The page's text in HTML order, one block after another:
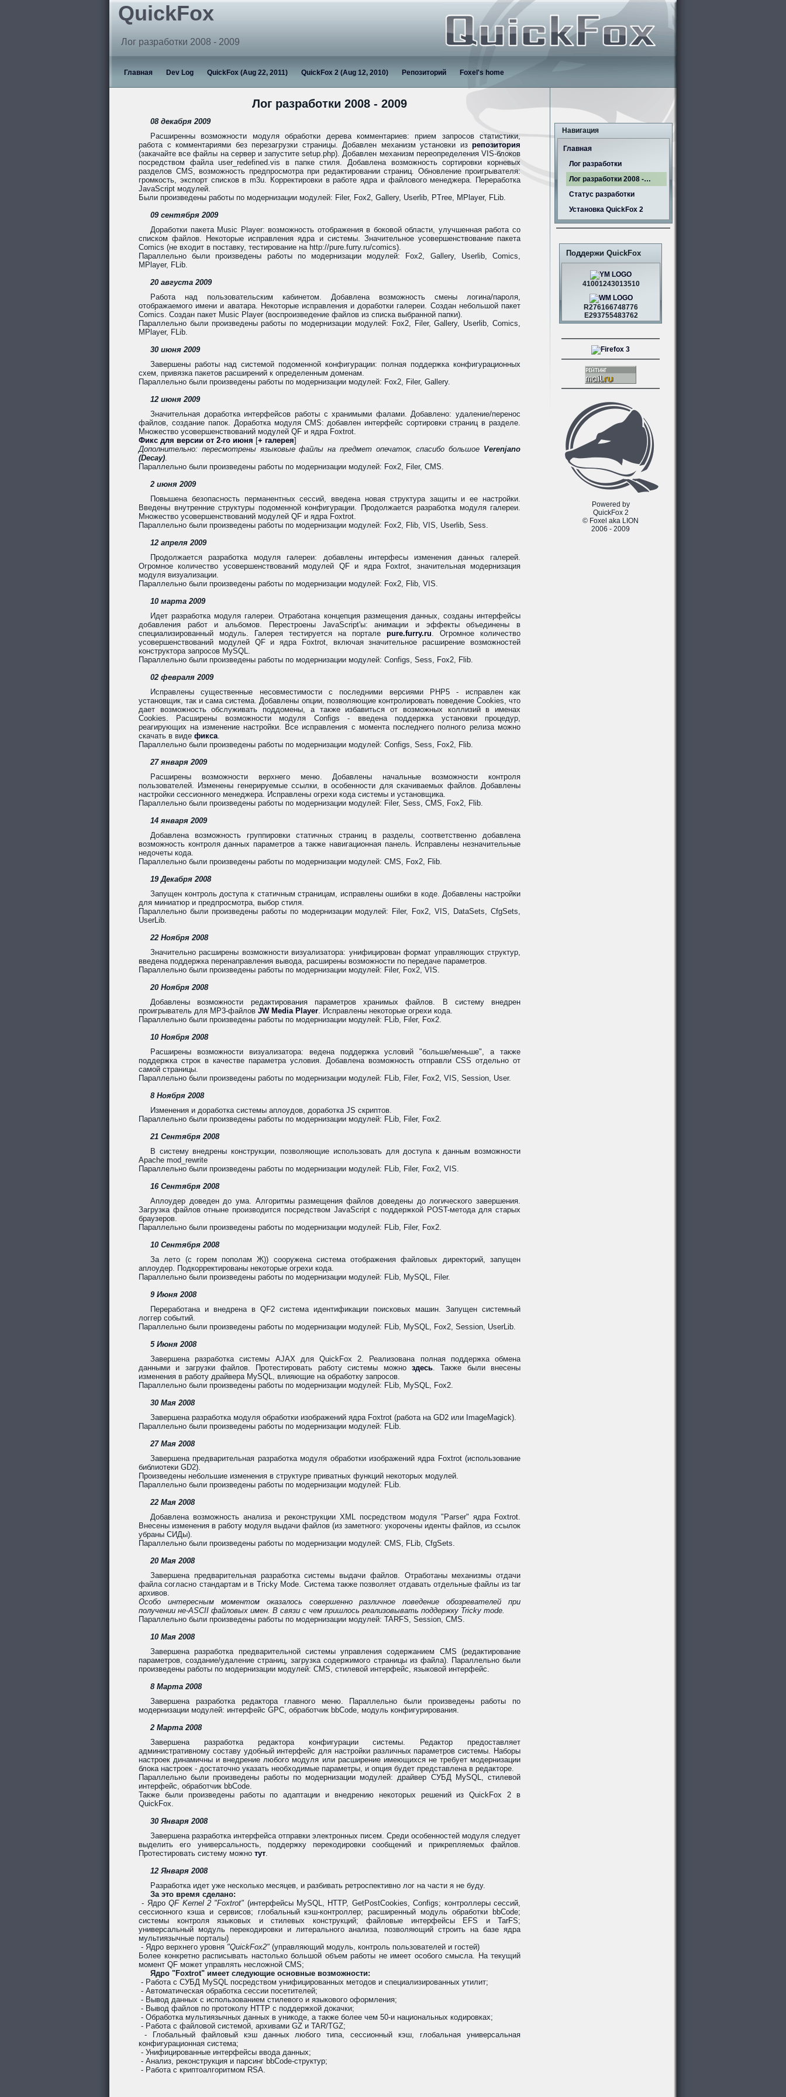
QuickFox
Лог разработки 2008 - 2009
Главная Dev Log QuickFox (Aug 22, 2011) QuickFox 2 (Aug 12, 2010) Репозиторий Foxel's home
Лог разработки 2008 - 2009
08 декабря 2009
Расширенны возможности модуля обработки дерева комментариев: прием запросов статистики,
работа с комментариями без перезагрузки страницы. Добавлен механизм установки из репозитория
(закачайте все файлы на сервер и запустите setup.php). Добавлен механизм переопределения VIS-блоков
посредством файла user_redefined.vis в папке стиля. Добавлена возможность сортировки корневых
разделов CMS, возможность предпросмотра при редактировании страниц. Обновление проигрывателя:
громкость, экспорт списков в m3u. Корректировки в работе ядра и файлового менеджера. Переработка
JavaScript модулей.
Были произведены работы по модернизации модулей: Filer, Fox2, Gallery, Userlib, PTree, MPlayer, FLib.
09 сентября 2009
Доработки пакета Music Player: возможность отображения в боковой области, улучшенная работа со
списком файлов. Некоторые исправления ядра и системы. Значительное усовершенствование пакета
Comics (не входит в поставку, тестирование на http://pure.furry.ru/comics).
Параллельно были произведены работы по модернизации модулей: Fox2, Gallery, Userlib, Comics,
MPlayer, FLib.
20 августа 2009
Работа над пользовательским кабинетом. Добавлена возможность смены логина/пароля,
отображаемого имени и аватара. Некоторые исправления и доработки галереи. Создан небольшой пакет
Comics. Создан пакет Music Player (воспроизведение файлов из списка выбранной папки).
Параллельно были произведены работы по модернизации модулей: Fox2, Filer, Gallery, Userlib, Comics,
MPlayer, FLib.
30 июня 2009
Завершены работы над системой подоменной конфигурации: полная поддержка конфигурационных
схем, привязка пакетов расширений к определенным доменам.
Параллельно были произведены работы по модернизации модулей: Fox2, Filer, Gallery.
12 июня 2009
Значительная доработка интерфейсов работы с хранимыми фалами. Добавлено: удаление/перенос
файлов, создание папок. Доработка модуля CMS: добавлен интерфейс сортировки страниц в разделе.
Множество усовершенствований модулей QF и ядра Foxtrot.
Фикс для версии от 2-го июня [+ галерея]
Дополнительно: пересмотрены языковые файлы на предмет опечаток, спасибо большое Verenjano
(Decay).
Параллельно были произведены работы по модернизации модулей: Fox2, Filer, CMS.
2 июня 2009
Повышена безопасность перманентных сессий, введена новая структура защиты и ее настройки.
Введены внутренние структуры подоменной конфигурации. Продолжается разработка модуля галереи.
Множество усовершенствований модулей QF и ядра Foxtrot.
Параллельно были произведены работы по модернизации модулей: Fox2, Flib, VIS, Userlib, Sess.
12 апреля 2009
Продолжается разработка модуля галереи: добавлены интерфесы изменения данных галерей.
Огромное количество усовершенствований модулей QF и ядра Foxtrot, значительная модернизация
модуля визуализации.
Параллельно были произведены работы по модернизации модулей: Fox2, Flib, VIS.
10 марта 2009
Идет разработка модуля галереи. Отработана концепция размещения данных, созданы интерфейсы
добавления работ и альбомов. Перестроены JavaScript'ы: анимации и эффекты объединены в
специализированный модуль. Галерея тестируется на портале pure.furry.ru. Огромное количество
усовершенствований модулей QF и ядра Foxtrot, включая значительное расширение возможностей
конструктора запросов MySQL.
Параллельно были произведены работы по модернизации модулей: Configs, Sess, Fox2, Flib.
02 февраля 2009
Исправлены существенные несовместимости с последними версиями PHP5 - исправлен как
установщик, так и сама система. Добавлены опции, позволяющие контролировать поведение Cookies, что
дает возможность обслуживать поддомены, а также избавиться от возможных коллизий в именах
Cookies. Расширены возможности модуля Configs - введена поддержка установки процедур,
реагирующих на изменение настройки. Все исправления с момента последнего полного релиза можно
скачать в виде фикса.
Параллельно были произведены работы по модернизации модулей: Configs, Sess, Fox2, Flib.
27 января 2009
Расширены возможности верхнего меню. Добавлены начальные возможности контроля
пользователей. Изменены генерируемые ссылки, в особенности для скачиваемых файлов. Добавлены
настройки сессионного менеджера. Исправлены огрехи кода системы и установщика.
Параллельно были произведены работы по модернизации модулей: Filer, Sess, CMS, Fox2, Flib.
14 января 2009
Добавлена возможность группировки статичных страниц в разделы, соответственно добавлена
возможность контроля данных параметров а также навигационная панель. Исправлены незначительные
недочеты кода.
Параллельно были произведены работы по модернизации модулей: CMS, Fox2, Flib.
19 Декабря 2008
Запущен контроль доступа к статичным страницам, исправлены ошибки в коде. Добавлены настройки
для миниатюр и предпросмотра, выбор стиля.
Параллельно были произведены работы по модернизации модулей: Filer, Fox2, VIS, DataSets, CfgSets,
UserLib.
22 Ноября 2008
Значительно расширены возможности визуализатора: унифицирован формат управляющих структур,
введена поддержка перенаправления вывода, расширены возможности по передаче параметров.
Параллельно были произведены работы по модернизации модулей: Filer, Fox2, VIS.
20 Ноября 2008
Добавлены возможности редактирования параметров хранимых файлов. В систему внедрен
проигрыватель для MP3-файлов JW Media Player. Исправлены некоторые огрехи кода.
Параллельно были произведены работы по модернизации модулей: FLib, Filer, Fox2.
10 Ноября 2008
Расширены возможности визуализатора: ведена поддержка условий "больше/меньше", а также
поддержка строк в качестве параметра условия. Добавлена возможность отправли CSS отдельно от
самой страницы.
Параллельно были произведены работы по модернизации модулей: FLib, Filer, Fox2, VIS, Session, User.
8 Ноября 2008
Изменения и доработка системы аплоудов, доработка JS скриптов.
Параллельно были произведены работы по модернизации модулей: FLib, Filer, Fox2.
21 Сентября 2008
В систему внедрены конструкции, позволяющие использовать для доступа к данным возможности
Apache mod_rewrite
Параллельно были произведены работы по модернизации модулей: FLib, Filer, Fox2, VIS.
16 Сентября 2008
Аплоудер доведен до ума. Алгоритмы размещения файлов доведены до логического завершения.
Загрузка файлов отныне производится посредством JavaScript с поддержкой POST-метода для старых
браузеров.
Параллельно были произведены работы по модернизации модулей: FLib, Filer, Fox2.
10 Сентября 2008
За лето (с горем пополам Ж)) сооружена система отображения файловых директорий, запущен
аплоудер. Подкорректированы некоторые огрехи кода.
Параллельно были произведены работы по модернизации модулей: FLib, MySQL, Filer.
9 Июня 2008
Переработана и внедрена в QF2 система идентификации поисковых машин. Запущен системный
логгер событий.
Параллельно были произведены работы по модернизации модулей: FLib, MySQL, Fox2, Session, UserLib.
5 Июня 2008
Завершена разработка системы AJAX для QuickFox 2. Реализована полная поддержка обмена
данными и загрузки файлов. Протестировать работу системы можно здесь. Также были внесены
изменения в работу драйвера MySQL, влияющие на обработку запросов.
Параллельно были произведены работы по модернизации модулей: FLib, MySQL, Fox2.
30 Мая 2008
Завершена разработка модуля обработки изображений ядра Foxtrot (работа на GD2 или ImageMagick).
Параллельно были произведены работы по модернизации модулей: FLib.
27 Мая 2008
Завершена предварительная разработка модуля обработки изображений ядра Foxtrot (использование
библиотеки GD2).
Произведены небольшие изменения в структуре приватных функций некоторых модулей.
Параллельно были произведены работы по модернизации модулей: FLib.
22 Мая 2008
Добавлена возможность анализа и реконструкции XML посредством модуля "Parser" ядра Foxtrot.
Внесены изменения в работу модуля выдачи файлов (из заметного: укорочены иденты файлов, из ссылок
убраны СИДы).
Параллельно были произведены работы по модернизации модулей: CMS, FLib, CfgSets.
20 Мая 2008
Завершена предварительная разработка системы выдачи файлов. Отработаны механизмы отдачи
файла согласно стандартам и в Tricky Mode. Система также позволяет отдавать отдельные файлы из tar
архивов.
Особо интересным моментом оказалось совершенно различное поведение обозревателей при
получении не-ASCII файловых имен. В связи с чем пришлось реализовывать поддержку Tricky mode.
Параллельно были произведены работы по модернизации модулей: TARFS, Session, CMS.
10 Мая 2008
Завершена разработка предварительной системы управления содержанием CMS (редактирование
параметров, создание/удаление страниц, загрузка содержимого страницы из файла). Параллельно были
произведены работы по модернизации модулей: CMS, стилевой интерфейс, языковой интерфейс.
8 Марта 2008
Завершена разработка редактора главного меню. Параллельно были произведены работы по
модернизации модулей: интерфейс GPC, обработчик bbCode, модуль конфигурирования.
2 Марта 2008
Завершена разработка редактора конфигурации системы. Редактор предоставляет
административному составу удобный интерфейс для настройки различных параметров системы. Наборы
настроек динамичны и внедрение любого модуля или расширение имеющихся не требует модернизации
блока настроек - достаточно указать необходимые параметры, и опция будет представлена в редакторе.
Параллельно были произведены работы по модернизации модулей: драйвер СУБД MySQL, стилевой
интерфейс, обработчик bbCode.
Также были произведены работы по адаптации и внедрению некоторых решений из QuickFox 2 в
QuickFox.
30 Января 2008
Завершена разработка интерфейса отправки электронных писем. Среди особенностей модуля следует
выделить его универсальность, поддержку перекодировки сообщений и прикрепляемых файлов.
Протестировать систему можно тут.
12 Января 2008
Разработка идет уже несколько месяцев, и разбивать ретроспективно лог на части я не буду.
За это время сделано:
- ЯдроQF Kernel 2 "Foxtrot" (интерфейсы MySQL, HTTP, GetPostCookies, Configs; контроллеры сессий,
сессионного кэша и сервисов; глобальный кэш-контроллер; расширенный модуль обработки bbCode;
системы контроля языковых и стилевых конструкций; файловые интерфейсы EFS и TarFS;
универсальный модуль перекодировки и литерального анализа, позволяющий строить на базе ядра
мультиязычные порталы)
- Ядро верхнего уровня "QuickFox2" (управляющий модуль, контроль пользователей и гостей)
Более конкретно расписывать настолько большой объем работы не имеет особого смысла. На текущий
момент QF может управлять несложной CMS;
Ядро "Foxtrot" имеет следующие основные возможности:
- Работа с СУБД MySQL посредством унифицированных методов и специализированных утилит;
- Автоматическая обработка сессии посетителей;
- Вывод данных с использованием стилевого и языкового оформления;
- Вывод файлов по протоколу HTTP с поддержкой докачки;
- Обработка мультиязычных данных в уникоде, а также более чем 50-и национальных кодировках;
- Работа с файловой системой, архивами GZ и TAR/TGZ;
- Глобальный файловый кэш данных любого типа, сессионный кэш, глобальная универсальная
конфигурационная система;
- Унифицированные интерфейсы ввода данных;
- Анализ, реконструкция и парсинг bbCode-структур;
- Работа с криптоалгоритмом RSA.
Навигация
Главная
Лог разработки
Лог разработки 2008 -…
Статус разработки
Установка QuickFox 2
Поддержи QuickFox
41001243013510
R276166748776
E293755483762
Powered by
QuickFox 2
© Foxel aka LION
2006 - 2009